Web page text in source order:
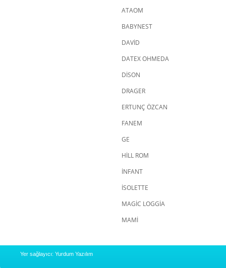
ATAOM
BABYNEST
DAVİD
DATEX OHMEDA
DİSON
DRAGER
ERTUNÇ ÖZCAN
FANEM
GE
HİLL ROM
İNFANT
İSOLETTE
MAGİC LOGGİA
MAMİ
Yer sağlayıcı: Yurdum Yazılım